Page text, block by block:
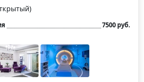
7500 руб.